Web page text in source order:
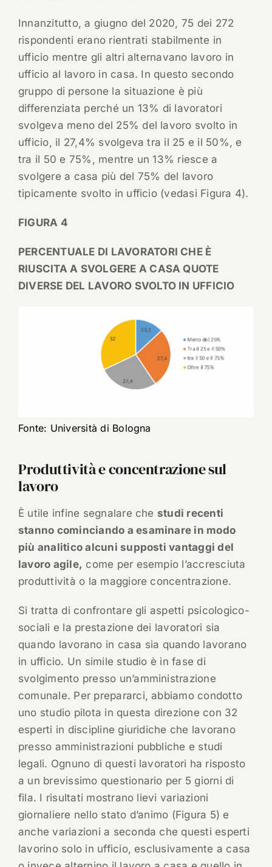
Innanzitutto, a giugno del 2020, 75 dei 272
rispondenti erano rientrati stabilmente in
ufficio mentre gli altri alternavano lavoro in
ufficio al lavoro in casa. In questo secondo
gruppo di persone la situazione è più
differenziata perché un 13% di lavoratori
svolgeva meno del 25% del lavoro svolto in
ufficio, il 27,4% svolgeva tra il 25 e il 50%, e
tra il 50 e 75%, mentre un 13% riesce a
svolgere a casa più del 75% del lavoro
tipicamente svolto in ufficio (vedasi Figura 4).
FIGURA 4
PERCENTUALE DI LAVORATORI CHE È
RIUSCITA A SVOLGERE A CASA QUOTE
DIVERSE DEL LAVORO SVOLTO IN UFFICIO
Fonte: Università di Bologna
Produttività e concentrazione sul
lavoro
È utile infine segnalare che studi recenti
stanno cominciando a esaminare in modo
più analitico alcuni supposti vantaggi del
lavoro agile, come per esempio l’accresciuta
produttività o la maggiore concentrazione.
Si tratta di confrontare gli aspetti psicologico-
sociali e la prestazione dei lavoratori sia
quando lavorano in casa sia quando lavorano
in ufficio. Un simile studio è in fase di
svolgimento presso un’amministrazione
comunale. Per prepararci, abbiamo condotto
uno studio pilota in questa direzione con 32
esperti in discipline giuridiche che lavorano
presso amministrazioni pubbliche e studi
legali. Ognuno di questi lavoratori ha risposto
a un brevissimo questionario per 5 giorni di
fila. I risultati mostrano lievi variazioni
giornaliere nello stato d’animo (Figura 5) e
anche variazioni a seconda che questi esperti
lavorino solo in ufficio, esclusivamente a casa